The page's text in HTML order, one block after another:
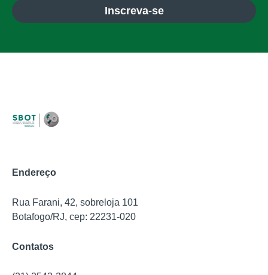
Inscreva-se
Endereço
Rua Farani, 42, sobreloja 101
Botafogo/RJ, cep: 22231-020
Contatos